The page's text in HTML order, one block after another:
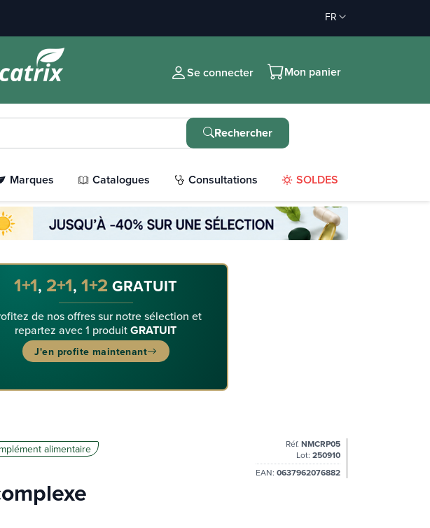
FR
Se connecter Mon panier
Rechercher
Marques Catalogues Consultations SOLDES
1+1, 2+1,1+2 GRATUIT
de nos offres sur notre sélection et
repartez avec 1 produitGRATUIT
J'en profite maintenant
alimentaire Réf. NMCRP05
Lot: 250910
EAN: 0637962076882